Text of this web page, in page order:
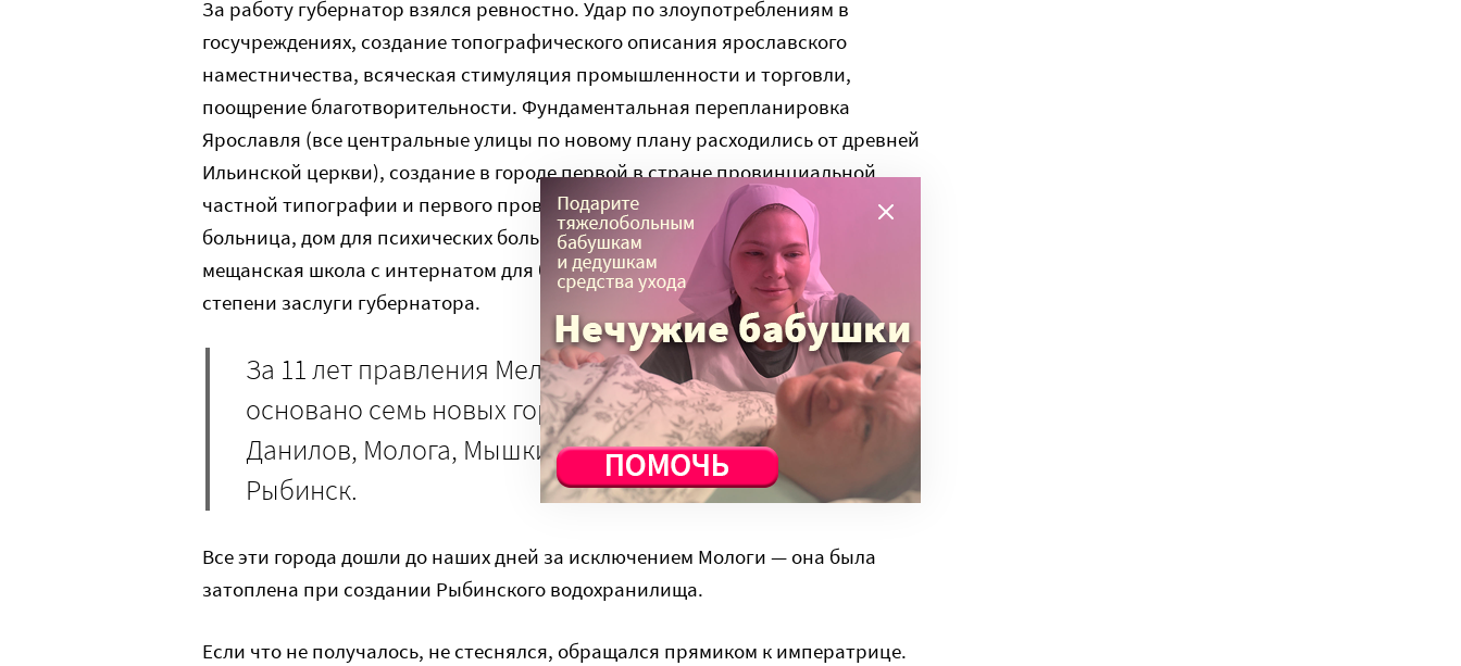
За работу губернатор взялся ревностно. Удар по злоупотреблениям в
госучреждениях, создание топографического описания ярославского
наместничества, всяческая стимуляция промышленности и торговли,
поощрение благотворительности. Фундаментальная перепланировка
Ярославля (все центральные улицы по новому плану расходились от древней
Ильинской церкви), создание в городе первой в стране провинциальной
частной типографии и первого провинциального журнала, богадельня,
больница, дом для психических больных, училище для дворянских детей,
мещанская школа с интернатом для бедных — все это в той или иной
степени заслуги губернатора.
За 11 лет правления Мельгунова в губернии было
основано семь новых городов — Борисоглебск,
Данилов, Молога, Мышкин, Петровск, Пошехонье и
Рыбинск.
Все эти города дошли до наших дней за исключением Мологи — она была
затоплена при создании Рыбинского водохранилища.
Если что не получалось, не стеснялся, обращался прямиком к императрице.